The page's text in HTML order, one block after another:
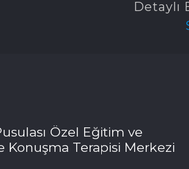
Detaylı
Özel Eğitim ve
Konuşma Terapisi Merkezi